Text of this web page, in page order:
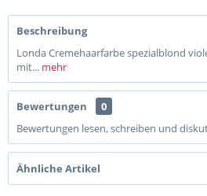
Beschreibung
Londa Cremehaarfarbe spezialblond
mit... mehr
Bewertungen
0
Bewertungen lesen, schreiben und
Ähnliche Artikel